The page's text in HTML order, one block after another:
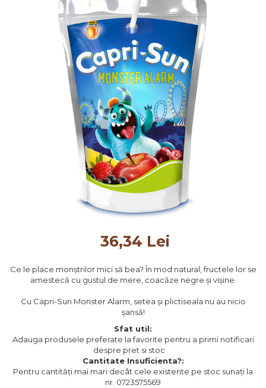
36,34 Lei
Ce le place monștrilor mici să bea? În mod natural, fructele lor se
amestecă cu gustul de mere, coacăze negre și vișine.
Cu Capri-Sun Monster Alarm, setea și plictiseala nu au nicio
șansă!
Sfat util:
Adauga produsele preferate la favorite pentru a primi notificari
despre pret si stoc
Cantitate Insuficienta?:
Pentru cantități mai mari decât cele existente pe stoc sunați la
nr. 0723575569